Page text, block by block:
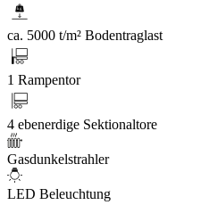
ca. 5000 t/m² Bodentraglast
1 Rampentor
4 ebenerdige Sektionaltore
Gasdunkelstrahler
LED Beleuchtung